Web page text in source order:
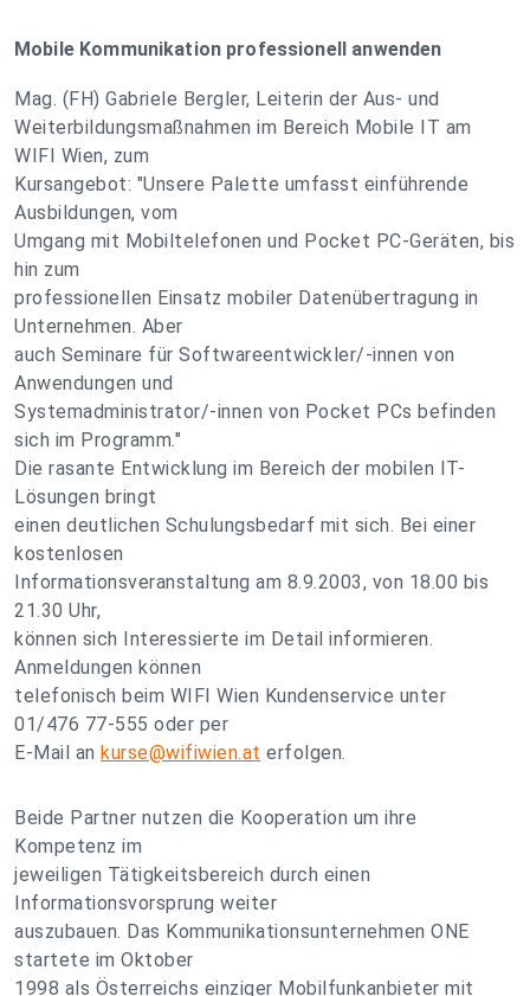
Mobile Kommunikation professionell anwenden
Mag. (FH) Gabriele Bergler, Leiterin der Aus- und
Weiterbildungsmaßnahmen im Bereich Mobile IT am
WIFI Wien, zum
Kursangebot: "Unsere Palette umfasst einführende
Ausbildungen, vom
Umgang mit Mobiltelefonen und Pocket PC-Geräten, bis
hin zum
professionellen Einsatz mobiler Datenübertragung in
Unternehmen. Aber
auch Seminare für Softwareentwickler/-innen von
Anwendungen und
Systemadministrator/-innen von Pocket PCs befinden
sich im Programm."
Die rasante Entwicklung im Bereich der mobilen IT-
Lösungen bringt
einen deutlichen Schulungsbedarf mit sich. Bei einer
kostenlosen
Informationsveranstaltung am 8.9.2003, von 18.00 bis
21.30 Uhr,
können sich Interessierte im Detail informieren.
Anmeldungen können
telefonisch beim WIFI Wien Kundenservice unter
01/476 77-555 oder per
E-Mail an kurse@wifiwien.at erfolgen.
Beide Partner nutzen die Kooperation um ihre
Kompetenz im
jeweiligen Tätigkeitsbereich durch einen
Informationsvorsprung weiter
auszubauen. Das Kommunikationsunternehmen ONE
startete im Oktober
1998 als Österreichs einziger Mobilfunkanbieter mit